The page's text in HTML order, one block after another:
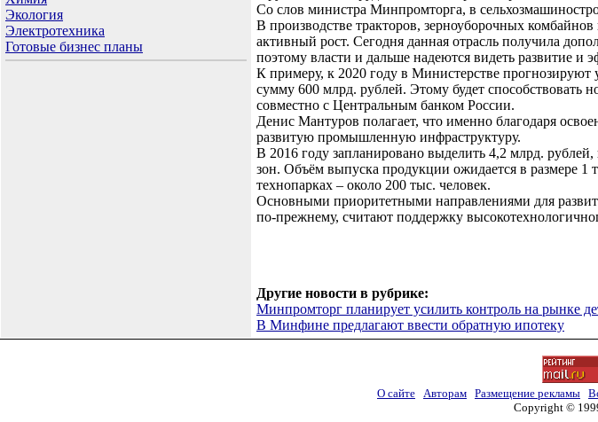
Экология
Электротехника
Готовые бизнес планы
Со слов министра Минпромторга, в
В производстве тракторов, зерноуборочных
активный рост. Сегодня данная отрасль получила
поэтому власти и дальше надеются видеть развитие и
К примеру, к 2020 году в Министерстве прогнозируют
сумму 600 млрд. рублей. Этому будет способствовать
совместно с Центральным банком России.
Денис Мантуров полагает, что именно благодаря
развитую промышленную инфраструктуру.
В 2016 году запланировано выделить 4,2 млрд.
зон. Объём выпуска продукции ожидается в размере
технопарках – около 200 тыс. человек.
Основными приоритетными направлениями для
по-прежнему, считают поддержку
Другие новости в рубрике:
Минпромторг планирует усилить контроль на рынке
В Минфине предлагают ввести обратную ипотеку
О сайте Авторам Размещение рекламы
Copyright ©